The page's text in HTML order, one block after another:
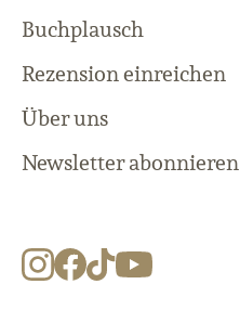
Buchplausch
Rezension einreichen
Über uns
Newsletter abonnieren